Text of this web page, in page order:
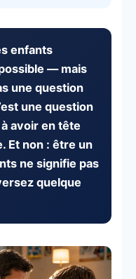
enfants
— mais
une question
une question
avoir en tête
Et non : être un
ne signifie pas
quelque